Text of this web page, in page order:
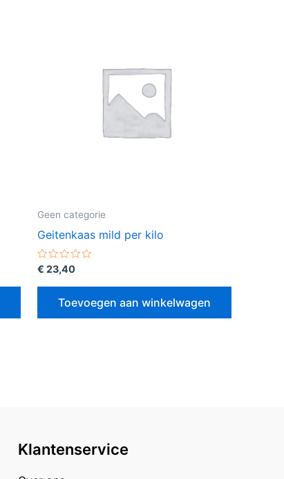
Geen categorie
Geitenkaas mild per kilo
Gewaardeerd
uit
€ 23,40
Toevoegen aan winkelwagen
Klantenservice